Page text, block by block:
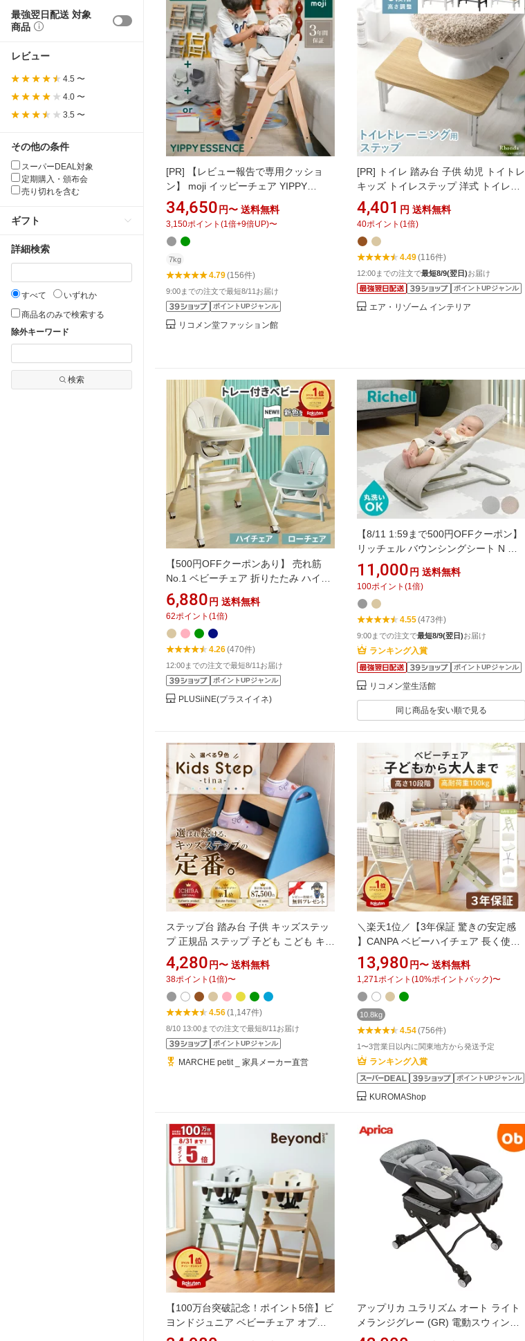
最強翌日配送 対象
商品
レビュー
4.5 〜
4.0 〜
3.5 〜
その他の条件
スーパーDEAL対象
定期購入・頒布会
売り切れを含む
ギフト
詳細検索
すべて
いずれか
商品名のみで検索する
除外キーワード
検索
[PR]
【レビュー報告で専用クッショ
ン】 moji イッピーチェア YIPPY
ESSENCE エッセンス 選べる 単品 2点
セット 3点セット スターターセット ト
レイ チェア ハイチェア ベビーチェア
持ち運び 折りたたみ 高さ調節 北欧 天
然木 正規品(代引不可)【ポイント10
倍】【送料無料】
34,650 円〜 送料無料
3,150ポイント (1 倍+9倍UP)〜
7kg
4.79(156件)
9:00までの注文で最短8/11お届け
ポイントUPジャンル
リコメン堂ファッション館
[PR]
トイレ 踏み台 子供 幼児 トイトレ
キッズ トイレステップ 洋式 トイレ用
足置き台 踏み台 トイレトレーニング
便秘解消 お通じ解消 トイレ用サポー
ト足置き台 ウッド 北欧 シンプル かわ
いい おしゃれ モダン トイレステップ
4,401 円 送料無料
40ポイント (1 倍)
4.49(116件)
12:00までの注文で最短8/9(翌日)お届け
ポイントUPジャンル
エア・リゾーム インテリア
【500円OFFクーポンあり】 売れ筋
No.1 ベビーチェア 折りたたみ ハイチ
ェア ローチェア 赤ちゃん テーブル 付
き 離乳食 食事 ハイローチェア 高さ調
節 椅子 2way 持ち運び ロー 立ち上が
り防止 クッション 折り畳み チャイル
ドチェア テーブルチェア
6,880 円 送料無料
62ポイント (1 倍)
4.26(470件)
12:00までの注文で最短8/11お届け
ポイントUPジャンル
PLUSiiNE(プラスイイネ)
【8/11 1:59まで500円OFFクーポン】
リッチェル バウンシングシート N メ
ッシュ生地 バウンサー 洗える 折りた
たみ 赤ちゃん 新生児 ギフト プレゼン
ト お祝い 出産祝い ベビー ウォッシャ
ブル ハイローラック LG RBG【送料無
料】【レビュー報告でBOSどこでも臭
わない袋】
11,000 円 送料無料
100ポイント (1倍)
4.55(473件)
9:00までの注文で最短8/9(翌日)お届け
ランキング入賞
ポイントUPジャンル
リコメン堂生活館
同じ商品を安い順で見る
ステップ台 踏み台 子供 キッズステッ
プ 正規品 ステップ 子ども こども キッ
ズ 幼児 ふみ台 トイレ 手洗い 玄関 庭
2段 昇降 おしゃれ 木製 天然木 CHECK
いちばかぐ (ils-3429)
4,280 円〜 送料無料
38ポイント (1 倍)〜
4.56(1,147件)
8/10 13:00までの注文で最短8/11お届け
ポイントUPジャンル
MARCHE petit _ 家具メーカー直営
＼楽天1位／【3年保証 驚きの安定感
】CANPA ベビーハイチェア 長く使え
る ベビーチェア ハイチェア キッズ ベ
ビー 赤ちゃん 離乳食 キッズハイチェ
ア テーブル付き 高さ調節 落下防止 ダ
イニングチェア ダイニング チェア 北
欧 モダン 赤ちゃん用椅子 孫 出産祝い
ギフト
13,980 円〜 送料無料
1,271 ポイント (10%ポイントバック)〜
10.8kg
4.54(756件)
1〜3営業日以内に関東地方から発送予定
ランキング入賞
ポイントUPジャンル
KUROMAShop
【100万台突破記念！ポイント5倍】ビ
ヨンドジュニア ベビーチェア オプシ
ョン買い足し不要 3年保証 ハイチェア
アップリカ ユラリズム オート ライト
メランジグレー (GR) 電動スウィング
ハイローチェア【P/N】【【送料無料